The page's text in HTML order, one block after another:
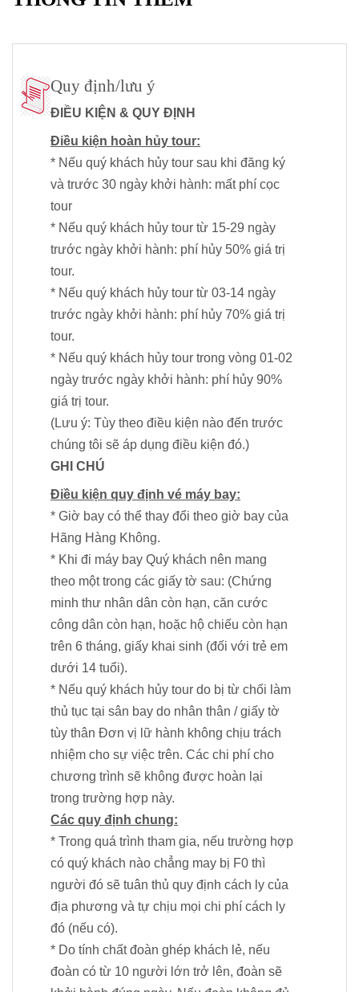
Quy định/lưu ý
ĐIỀU KIỆN & QUY ĐỊNH
Điều kiện hoàn hủy tour:
* Nếu quý khách hủy tour sau khi đăng ký
và trước 30 ngày khởi hành: mất phí cọc
tour
* Nếu quý khách hủy tour từ 15-29 ngày
trước ngày khởi hành: phí hủy 50% giá trị
tour.
* Nếu quý khách hủy tour từ 03-14 ngày
trước ngày khởi hành: phí hủy 70% giá trị
tour.
* Nếu quý khách hủy tour trong vòng 01-02
ngày trước ngày khởi hành: phí hủy 90%
giá trị tour.
(Lưu ý: Tùy theo điều kiện nào đến trước
chúng tôi sẽ áp dụng điều kiện đó.)
GHI CHÚ
Điều kiện quy định vé máy bay:
* Giờ bay có thể thay đổi theo giờ bay của
Hãng Hàng Không.
* Khi đi máy bay Quý khách nên mang
theo một trong các giấy tờ sau: (Chứng
minh thư nhân dân còn hạn, căn cước
công dân còn hạn, hoặc hộ chiếu còn hạn
trên 6 tháng, giấy khai sinh (đối với trẻ em
dưới 14 tuổi).
* Nếu quý khách hủy tour do bị từ chối làm
thủ tục tại sân bay do nhân thân / giấy tờ
tùy thân Đơn vị lữ hành không chịu trách
nhiệm cho sự việc trên. Các chi phí cho
chương trình sẽ không được hoàn lại
trong trường hợp này.
Các quy định chung:
* Trong quá trình tham gia, nếu trường hợp
có quý khách nào chẳng may bị F0 thì
người đó sẽ tuân thủ quy định cách ly của
địa phương và tự chịu mọi chi phí cách ly
đó (nếu có).
* Do tính chất đoàn ghép khách lẻ, nếu
đoàn có từ 10 người lớn trở lên, đoàn sẽ